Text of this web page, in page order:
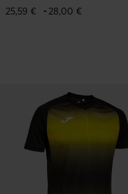
25,59 €
- 28,00 €
4 von 5 Kundenbewertungen